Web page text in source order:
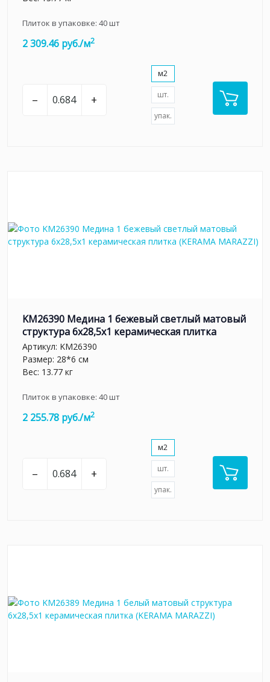
Плиток в упаковке: 40шт
2 309.46 руб./м2
– +
м2
шт.
упак.
KM26390 Медина 1 бежевый светлый матовый
структура 6x28,5x1 керамическая плитка
Артикул: KM26390
Размер: 28*6 см
Вес: 13.77 кг
Плиток в упаковке: 40шт
2 255.78 руб./м2
– +
м2
шт.
упак.